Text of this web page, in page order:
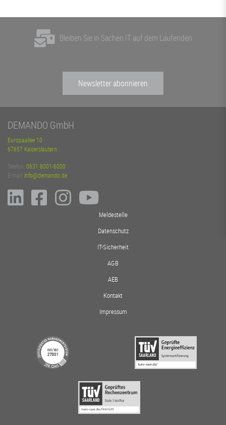
Bleiben Sie in Sachen IT auf dem Laufenden
Newsletter abonnieren
DEMANDO GmbH
Europaallee 10
67657 Kaiserslautern
Telefon: 0631 8001-6000
E-mail: info@demando.de
Meldestelle
Datenschutz
IT-Sicherheit
AGB
AEB
Kontakt
Impressum